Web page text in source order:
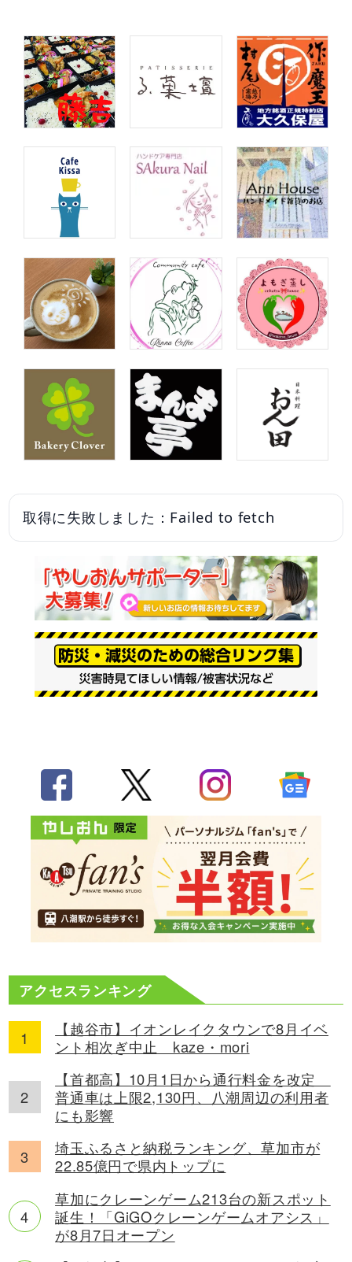
取得に失敗しました：Failed to fetch
アクセスランキング
【越谷市】イオンレイクタウンで8月イベ
ント相次ぎ中止 kaze・mori
【首都高】10月1日から通行料金を改定
普通車は上限2,130円、八潮周辺の利用者
にも影響
埼玉ふるさと納税ランキング、草加市が
22.85億円で県内トップに
草加にクレーンゲーム213台の新スポット
誕生！「GiGOクレーンゲームオアシス」
が8月7日オープン